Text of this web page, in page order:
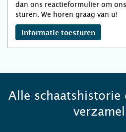
dan ons reactieformulier om
sturen. We horen graag van u!
Informatie toesturen
Alle schaatshistorie